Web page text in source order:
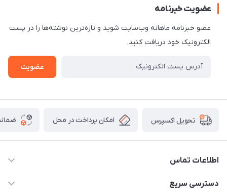
عضویت خبرنامه
عضو خبرنامه ماهانه وب‌سایت شوید و تازه‌ترین نوشته‌ها را در پست
الکترونیک خود دریافت کنید.
عضویت
تحویل اکسپرس امکان پرداخت در محل
اطلاعات تماس
۰۹۳۵۶۰۴۰۳۶۵
دسترسی سریع